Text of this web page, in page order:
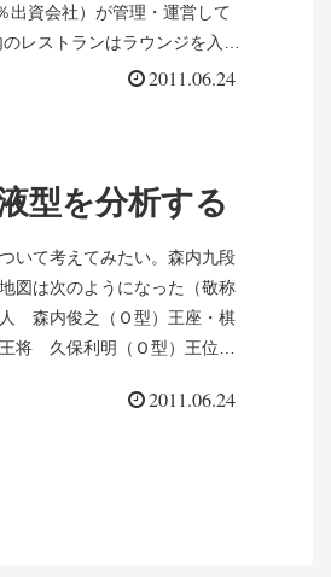
出資会社）が管理・運営して
レストランはラウンジを入れ
2011.06.24
型を分析する
いて考えてみたい。森内九段
図は次のようになった（敬称
森内俊之（Ｏ型）王座・棋
将 久保利明（Ｏ型）王位
2011.06.24